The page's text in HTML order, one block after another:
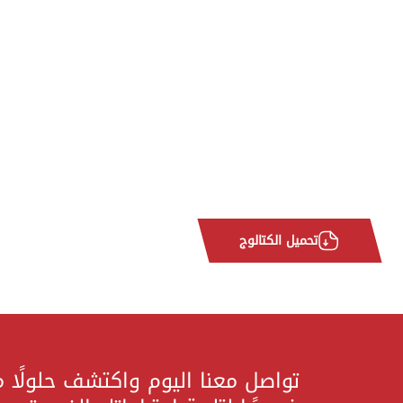
تحميل الكتالوج
تواصل معنا اليوم واكتشف